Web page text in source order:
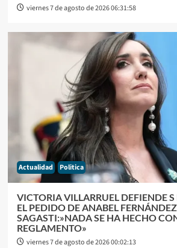
viernes 7 de agosto de 2026 06:31:58
Actualidad Politica
VICTORIA VILLARRUEL DEFIENDE
EL PEDIDO DE ANABEL FERNÁNDEZ
SAGASTI:»NADA SE HA HECHO
REGLAMENTO»
viernes 7 de agosto de 2026 00:02:13